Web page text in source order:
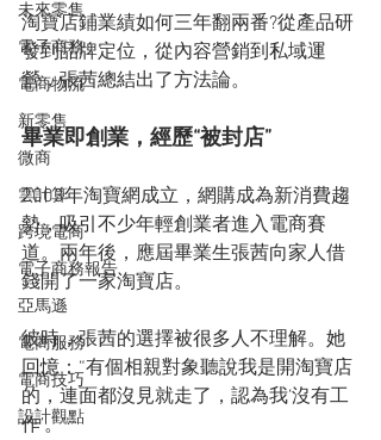
未來零售
電子商務
電商物流
新零售
微商
雲計算
跨境電商
電子商務報告
亞馬遜
電商服務
電商技巧
設計觀點
淘寶店鋪業績如何三年翻兩番?從產品研
發到品牌定位，從內容營銷到私域運
營，張茜總結出了方法論。
畢業即創業，經歷“被封店”
2003年淘寶網成立，網購成為新消費趨
勢，吸引不少年輕創業者進入電商賽
道。兩年後，應屆畢業生張茜向家人借
錢開了一家淘寶店。
彼時，張茜的選擇被很多人不理解。她
回憶：“有個相親對象聽說我是開淘寶店
的，連面都沒見就走了，認為我‘沒有工
作’。”